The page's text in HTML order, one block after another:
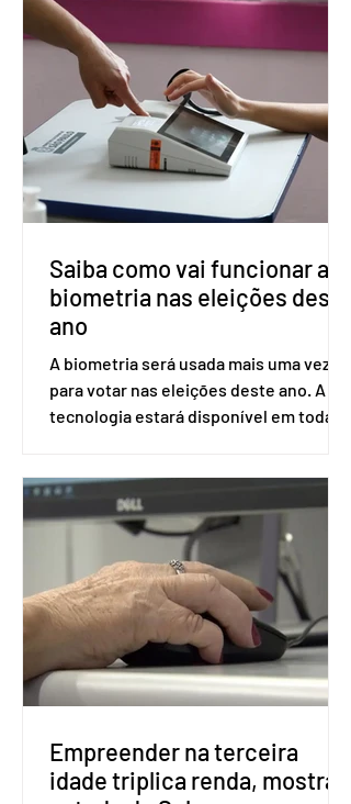
medicamento carbotegravir, que
impede a replicação do vírus de forma
prolongada e pode ser tomado a cada
dois meses. O pedido de inclusão vai
ser encaminhado pelo Ministério da
Saúde à Comissão Nacional de
Incorporação de Novas Tecnologias no
SUS (Conitec) na semana que vem. A
Conitec é um colegiado
Saiba como vai funcionar a
biometria nas eleições deste
ano
A biometria será usada mais uma vez
para votar nas eleições deste ano. A
tecnologia estará disponível em todas
Apesar da requisição, a biometria não é
obrigatória para exercer o direito ao
voto. Se o título estiver regular, o
eleitor pode votar mesmo sem ter
realizado esse cadastro. Neste caso,
será exigido o documento de
identificação para acesso à urna
eletrônica. Se a urna eletrônica não
reconh
Empreender na terceira
idade triplica renda, mostra